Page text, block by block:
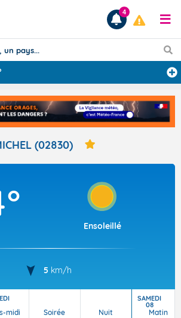
Prévisions
LES RÉSULTATS
Articles
4
(02830)
Ensoleillé
5 km/h
midi Soirée Nuit
SAMEDI
08
Matin